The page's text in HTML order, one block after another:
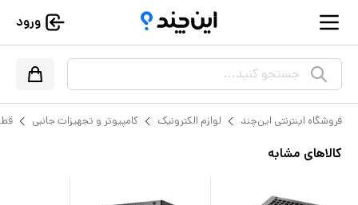
ورود
جستجو کنید...
فروشگاه اینترنتی این‌چند لوازم الکترونیک کامپیوتر و تجهیزات جانبی
کالاهای مشابه